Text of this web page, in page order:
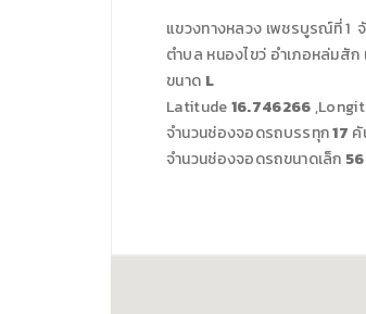
แขวงทางหลวง เพชรบูรณ์ที่ 1
ตำบล หนองไขว่ อำเภอหล่มสัก
ขนาด L
Latitude16.746266
จำนวนช่องจอดรถบรรทุก17 คั
จำนวนช่องจอดรถขนาดเล็ก 56